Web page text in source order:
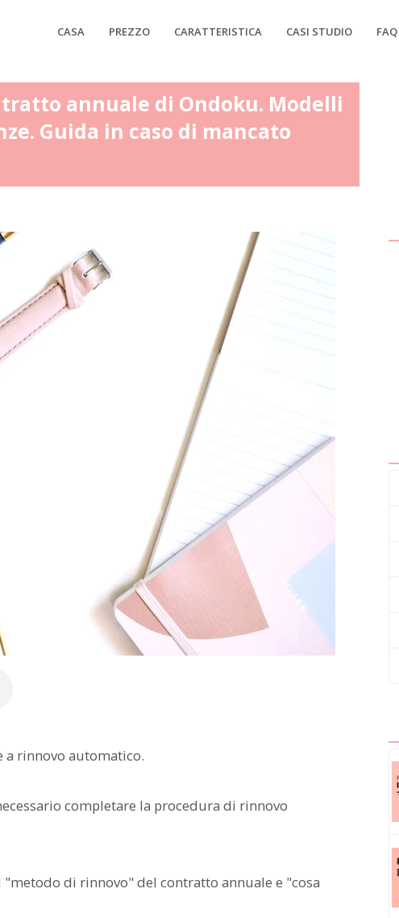
CASA PREZZO CARATTERISTICA CASI STUDIO FAQ
annuale di Ondoku. Modelli
Guida in caso di mancato
a rinnovo automatico.
completare la procedura di rinnovo
di rinnovo" del contratto annuale e "cosa